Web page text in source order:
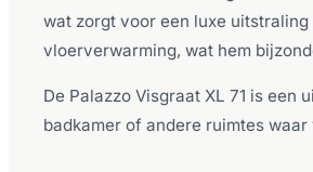
wat zorgt voor een luxe
vloerverwarming, wat hem
De Palazzo Visgraat XL 71 is
badkamer of andere ruimtes